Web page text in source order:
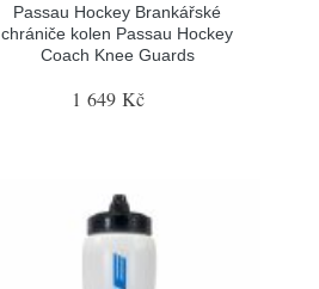
Passau Hockey Brankářské
chrániče kolen Passau Hockey
Coach Knee Guards
1 649 Kč